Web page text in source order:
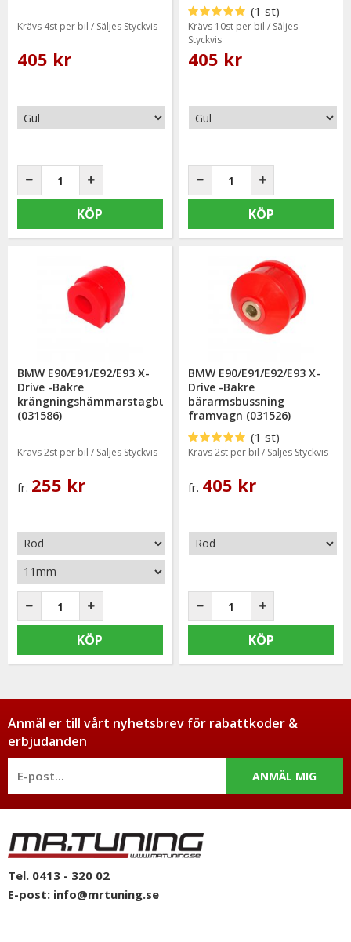
Krävs 4st per bil / Säljes Styckvis
405 kr
KÖP
(1 st)
Krävs 10st per bil / Säljes
Styckvis
405 kr
KÖP
BMW E90/E91/E92/E93 X-
Drive -Bakre
krängningshämmarstagbussning
(031586)
Krävs 2st per bil / Säljes Styckvis
fr. 255 kr
KÖP
BMW E90/E91/E92/E93 X-
Drive -Bakre
bärarmsbussning
framvagn (031526)
(1 st)
Krävs 2st per bil / Säljes Styckvis
fr. 405 kr
KÖP
Anmäl er till vårt nyhetsbrev för rabattkoder &
erbjudanden
ANMÄL MIG
Tel. 0413 - 320 02
E-post: info@mrtuning.se